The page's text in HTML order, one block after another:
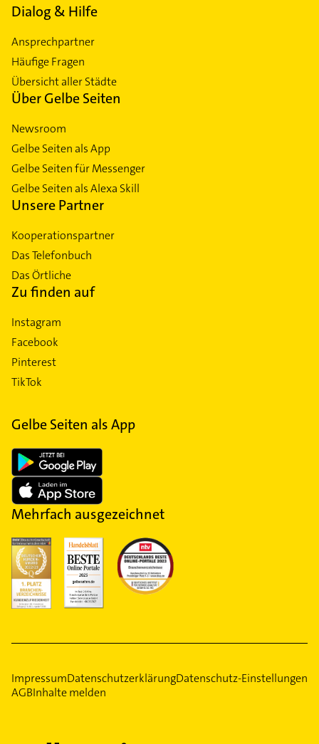
Dialog & Hilfe
Ansprechpartner
Häufige Fragen
Übersicht aller Städte
Über Gelbe Seiten
Newsroom
Gelbe Seiten als App
Gelbe Seiten für Messenger
Gelbe Seiten als Alexa Skill
Unsere Partner
Kooperationspartner
Das Telefonbuch
Das Örtliche
Zu finden auf
Instagram
Facebook
Pinterest
TikTok
Gelbe Seiten als App
Mehrfach ausgezeichnet
ImpressumDatenschutzerklärungDatenschutz-Einstellungen
AGBInhalte melden